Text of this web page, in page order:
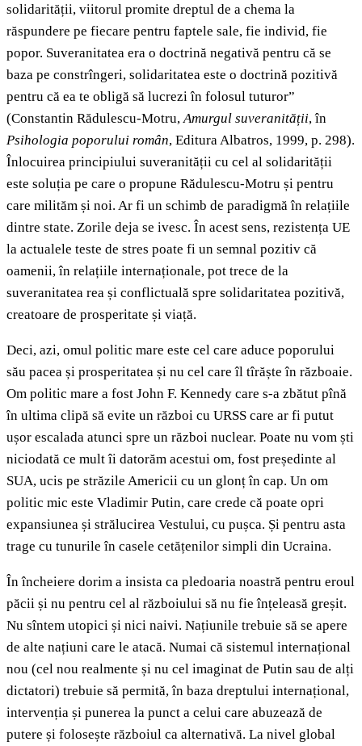
solidarității, viitorul promite dreptul de a chema la
răspundere pe fiecare pentru faptele sale, fie individ, fie
popor. Suveranitatea era o doctrină negativă pentru că se
baza pe constrîngeri, solidaritatea este o doctrină pozitivă
pentru că ea te obligă să lucrezi în folosul tuturor”
(Constantin Rădulescu-Motru,Amurgul suveranității, în
Psihologia poporului român, Editura Albatros, 1999, p. 298).
Înlocuirea principiului suveranității cu cel al solidarității
este soluția pe care o propune Rădulescu-Motru și pentru
care milităm și noi. Ar fi un schimb de paradigmă în relațiile
dintre state. Zorile deja se ivesc. În acest sens, rezistența UE
la actualele teste de stres poate fi un semnal pozitiv că
oamenii, în relațiile internaționale, pot trece de la
suveranitatea rea și conflictuală spre solidaritatea pozitivă,
creatoare de prosperitate și viață.
Deci, azi, omul politic mare este cel care aduce poporului
său pacea și prosperitatea și nu cel care îl tîrăște în războaie.
Om politic mare a fost John F. Kennedy care s-a zbătut pînă
în ultima clipă să evite un război cu URSS care ar fi putut
ușor escalada atunci spre un război nuclear. Poate nu vom ști
niciodată ce mult îi datorăm acestui om, fost președinte al
SUA, ucis pe străzile Americii cu un glonț în cap. Un om
politic mic este Vladimir Putin, care crede că poate opri
expansiunea și strălucirea Vestului, cu pușca. Și pentru asta
trage cu tunurile în casele cetățenilor simpli din Ucraina.
În încheiere dorim a insista ca pledoaria noastră pentru eroul
păcii și nu pentru cel al războiului să nu fie înțeleasă greșit.
Nu sîntem utopici și nici naivi. Națiunile trebuie să se apere
de alte națiuni care le atacă. Numai că sistemul internațional
nou (cel nou realmente și nu cel imaginat de Putin sau de alți
dictatori) trebuie să permită, în baza dreptului internațional,
intervenția și punerea la punct a celui care abuzează de
putere și folosește războiul ca alternativă. La nivel global